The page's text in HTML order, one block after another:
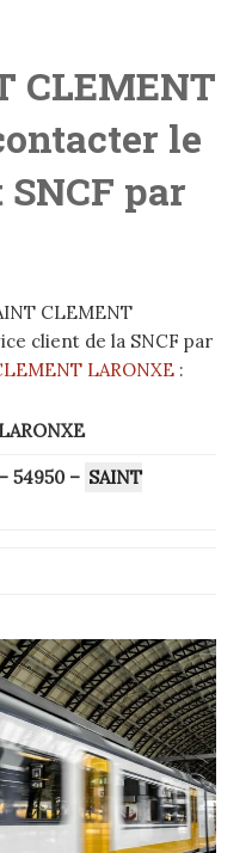
CLEMENT
le
par
CLEMENT
client de la SNCF par
LARONXE :
– 54950 – SAINT